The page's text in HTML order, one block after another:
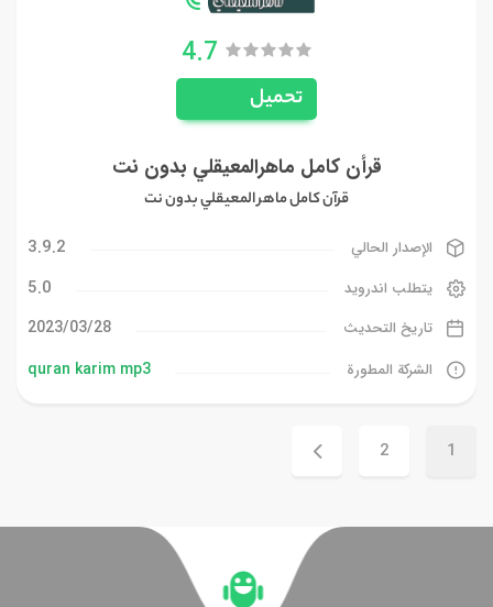
4.7
تحميل
قرأن كامل ماهرالمعيقلي بدون نت
قرآن كامل ماهر المعيقلي بدون نت
الإصدار الحالي 3.9.2
يتطلب اندرويد 5.0
تاريخ التحديث 28‏/03‏/2023
الشركة المطورة quran karim mp3
1
2